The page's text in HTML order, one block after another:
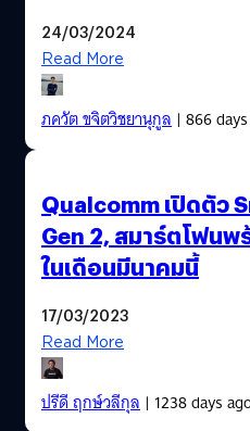
24/03/2024
Read More
ภควัต ขจิตวิชยานุกูล| 866
Qualcomm เปิดตัว
Gen 2, สมาร์ตโฟนพ
ในเดือนมีนาคมนี้
17/03/2023
Read More
ปรีดี ฤกษ์วลีกุล| 1238 days